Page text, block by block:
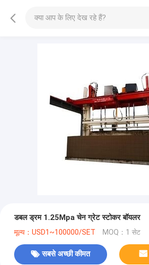
डबल ड्रम 1.25Mpa चेन ग्रेट स्टोकर बॉयलर
मूल्य：USD1~100000/SET MOQ：1 सेट
सबसे अच्छी कीमत